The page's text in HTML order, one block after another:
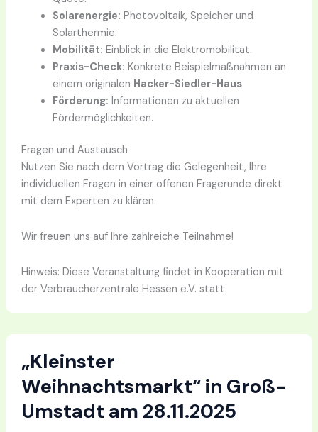
Solarenergie: Photovoltaik, Speicher und
Solarthermie.
Mobilität: Einblick in die Elektromobilität.
Praxis-Check: Konkrete Beispielmaßnahmen an
einem originalen Hacker-Siedler-Haus.
Förderung: Informationen zu aktuellen
Fördermöglichkeiten.
Fragen und Austausch
Nutzen Sie nach dem Vortrag die Gelegenheit, Ihre
individuellen Fragen in einer offenen Fragerunde direkt
mit dem Experten zu klären.
Wir freuen uns auf Ihre zahlreiche Teilnahme!
Hinweis: Diese Veranstaltung findet in Kooperation mit
der Verbraucherzentrale Hessen e.V. statt.
„Kleinster
Weihnachtsmarkt“ in Groß-
Umstadt am 28.11.2025